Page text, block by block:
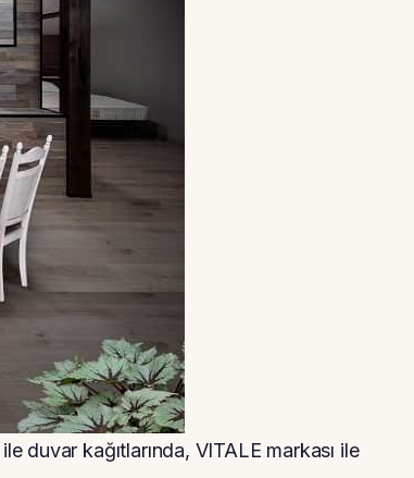
duvar kağıtlarında, VITALE markası ile